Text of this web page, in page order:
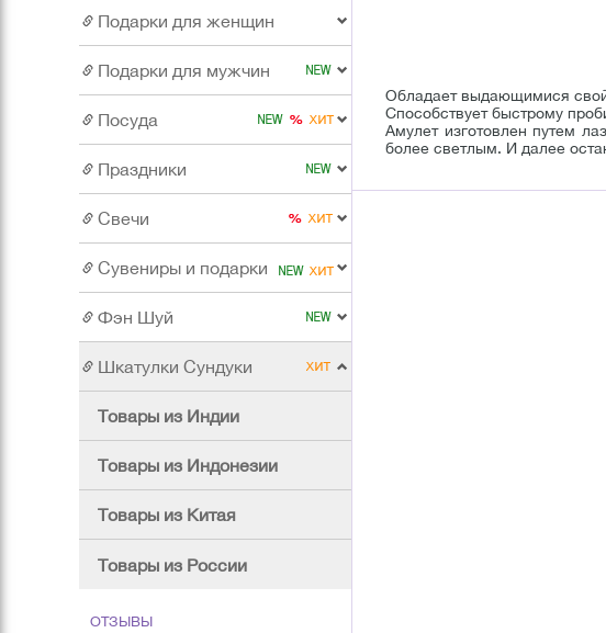
Подарки для женщин
Подарки для мужчин
Посуда
Праздники
Свечи
Сувениры и подарки
Фэн Шуй
Шкатулки Сундуки
Товары из Индии
Товары из Индонезии
Товары из Китая
Товары из России
ОТЗЫВЫ
Обладает выдающимися
Способствует быстрому
Амулет изготовлен путем
более светлым. И далее